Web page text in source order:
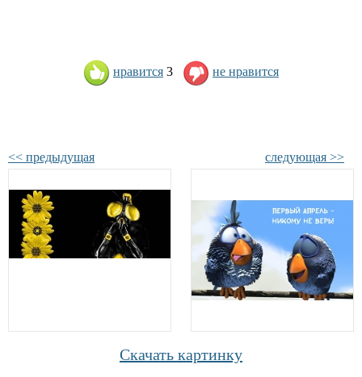
нравится 3 не нравится
<< предыдущая следующая >>
Скачать картинку